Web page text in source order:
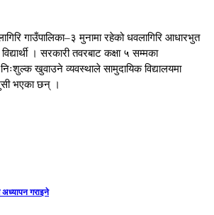
गाउँपालिका–३ मुनामा रहेको धवलागिरि आधारभुत
। सरकारी तवरबाट कक्षा ५ सम्मका
निःशुल्क खुवाउने व्यवस्थाले सामुदायिक विद्यालयमा
भएका छन् ।
अध्यापन गराइने